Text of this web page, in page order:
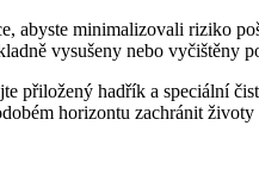
abyste minimalizovali riziko
vysušeny nebo vyčištěny
přiložený hadřík a speciální
horizontu zachránit